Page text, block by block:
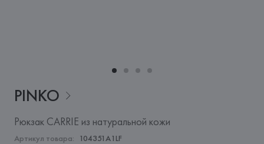
PINKO
Рюкзак CARRIE из натуральной кожи
Артикул товара: 104351A1LF